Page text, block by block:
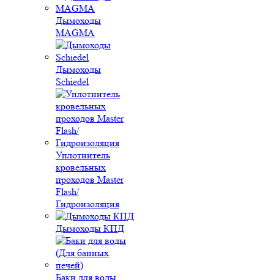
Дымоходы
MAGMA
Дымоходы
Schiedel
Уплотнитель
кровельных
проходов Master
Flash/
Гидроизоляция
Дымоходы КПД
Баки для воды